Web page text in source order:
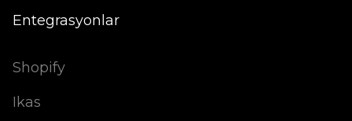
Entegrasyonlar
Shopify
Ikas